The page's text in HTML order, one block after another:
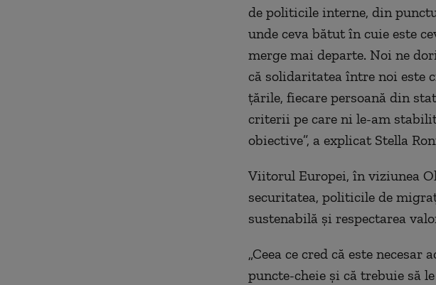
de politicile interne, din
unde ceva bătut în cuie este
merge mai departe. Noi ne
că solidaritatea între noi este
ţările, fiecare persoană din
criterii pe care ni le-am
obiective”, a explicat Stella
Viitorul Europei, în viziunea
securitatea, politicile de
sustenabilă şi respectarea
„Ceea ce cred că este
puncte-cheie şi că trebuie să